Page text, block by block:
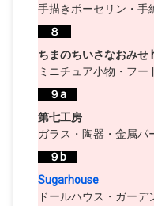
手描きポーセリン・手
８
ちまのちいさなおみせ
ミニチュア小物・フー
９a
第七工房
ガラス・陶器・金属パ
９b
Sugarhouse
ドールハウス・ガーデ